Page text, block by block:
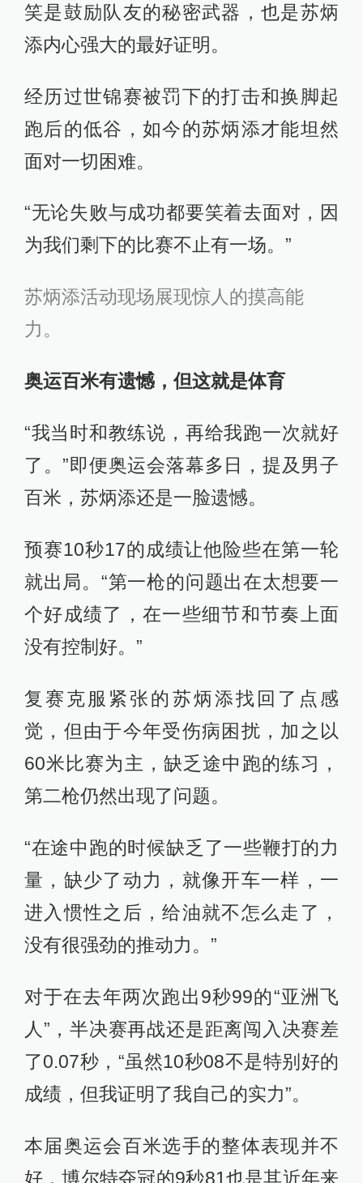
笑是鼓励队友的秘密武器，也是苏炳
添内心强大的最好证明。
经历过世锦赛被罚下的打击和换脚起
跑后的低谷，如今的苏炳添才能坦然
面对一切困难。
“无论失败与成功都要笑着去面对，因
为我们剩下的比赛不止有一场。”
苏炳添活动现场展现惊人的摸高能
力。
奥运百米有遗憾，但这就是体育
“我当时和教练说，再给我跑一次就好
了。”即便奥运会落幕多日，提及男子
百米，苏炳添还是一脸遗憾。
预赛10秒17的成绩让他险些在第一轮
就出局。“第一枪的问题出在太想要一
个好成绩了，在一些细节和节奏上面
没有控制好。”
复赛克服紧张的苏炳添找回了点感
觉，但由于今年受伤病困扰，加之以
60米比赛为主，缺乏途中跑的练习，
第二枪仍然出现了问题。
“在途中跑的时候缺乏了一些鞭打的力
量，缺少了动力，就像开车一样，一
进入惯性之后，给油就不怎么走了，
没有很强劲的推动力。”
对于在去年两次跑出9秒99的“亚洲飞
人”，半决赛再战还是距离闯入决赛差
了0.07秒，“虽然10秒08不是特别好的
成绩，但我证明了我自己的实力”。
本届奥运会百米选手的整体表现并不
好，博尔特夺冠的9秒81也是其近年来